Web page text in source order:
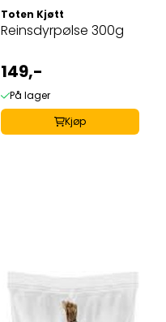
Toten Kjøtt
Reinsdyrpølse 300g
149,-
På lager
Kjøp